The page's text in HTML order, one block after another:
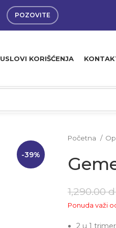
POZOVITE
USLOVI KORIŠĆENJA
-39%
Početna
1,290.00
Ponuda važi
2 u 1